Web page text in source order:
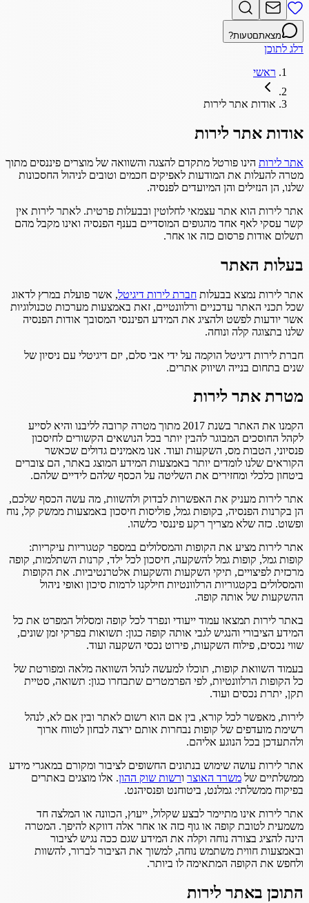
מצאתםטעות?
דלג לתוכן
ראשי
אודות אתר לירות
אודות אתר לירות
אתר לירות הינו פורטל מתקדם להצגה והשוואה של מוצרים פיננסים מתוך
מטרה להעלות את המודעות לאפיקים חכמים וטובים לניהול החסכונות
שלנו, הן הנזילים והן המיועדים לפנסיה.
אתר לירות הוא אתר עצמאי לחלוטין ובבעלות פרטית. לאתר לירות אין
קשר עסקי לאף אחד מהגופים המוסדיים בענף הפנסיה ואינו מקבל מהם
תשלום אודות פרסום כזה או אחר.
בעלות האתר
אתר לירות נמצא בבעלות חברת לירות דיגיטל, אשר פועלת במרץ לדאוג
שכל תכני האתר עדכניים ורלוונטיים, זאת באמצעות מערכות טכנולוגיות
אשר יודעות לפשט ולהציג את המידע הפיננסי המסובך אודות הפנסיה
שלנו בתצוגה קלה ונוחה.
חברת לירות דיגיטל הוקמה על ידי אבי סלם, יזם דיגיטלי עם ניסיון של
שנים בתחום בנייה ושיווק אתרים.
מטרת אתר לירות
הקמנו את האתר בשנת 2017 מתוך מטרה קרובה לליבנו והיא לסייע
לקהל החוסכים המבוגר להבין יותר בכל הנושאים הקשורים לחיסכון
פנסיוני, הטבות מס, השקעות ועוד. אנו מאמינים גדולים שכאשר
הקוראים שלנו לומדים יותר באמצעות המידע המוצג באתר, הם צוברים
ביטחון כלכלי ומחזירים את השליטה על הכסף שלהם לידיים שלהם.
אתר לירות מעניק את האפשרות לבדוק ולהשוות, מה עשה הכסף שלכם,
הן בקרנות הפנסיה, בקופות גמל, פוליסות חיסכון באמצעות ממשק קל, נוח
ופשוט. כזה שלא מצריך רקע פיננסי כלשהו.
אתר לירות מציע את הקופות והמסלולים במספר קטגוריות עיקריות:
קופות גמל, קופות גמל להשקעה, חיסכון לכל ילד, קרנות השתלמות, קופה
מרכזית לפיצויים, תיקי השקעות והשקעות אלטרנטיביות. את הקופות
והמסלולים בקטגוריות הרלוונטיות חילקנו לרמות סיכון ואופי ניהול
ההשקעות של אותה קופה.
באתר לירות תמצאו עמוד ייעודי ונפרד לכל קופה ומסלול המפרט את כל
המידע הציבורי והנגיש לגבי אותה קופה כגון: תשואות בפרקי זמן שונים,
שווי נכסים, פילוח השקעות, פירוט נכסי השקעה ועוד.
בעמוד השוואת קופות, תוכלו למעשה לנהל השוואה מלאה ומפורטת של
כל הקופות הרלוונטיות, לפי הפרמטרים שתבחרו כגון: תשואה, סטיית
תקן, יתרת נכסים ועוד.
לירות, מאפשר לכל קורא, בין אם הוא רשום לאתר ובין אם לא, לנהל
רשימת מועדפים של קופות נבחרות אותם ירצה לבחון לטווח ארוך
ולהתעדכן בכל הנוגע אליהם.
אתר לירות עושה שימוש בנתונים החשופים לציבור ומקורם במאגרי מידע
ממשלתיים של משרד האוצר ורשות שוק ההון. אלו מוצגים באתרים
בפיקוח ממשלתי: גמלנט, ביטוחנט ופנסיהנט.
אתר לירות אינו מתיימר לבצע שקלול, ייעוץ, הכוונה או המלצה חד
משמעית לטובת קופה או גוף כזה או אחר אלה דווקא להיפך. המטרה
הינה להציג בצורה נוחה וקלה את המידע שגם ככה נגיש לציבור
ובאמצעות חווית משתמש נוחה, למשוך את הציבור לברור, להשוות
ולחפש את הקופה המתאימה לו ביותר.
התוכן באתר לירות